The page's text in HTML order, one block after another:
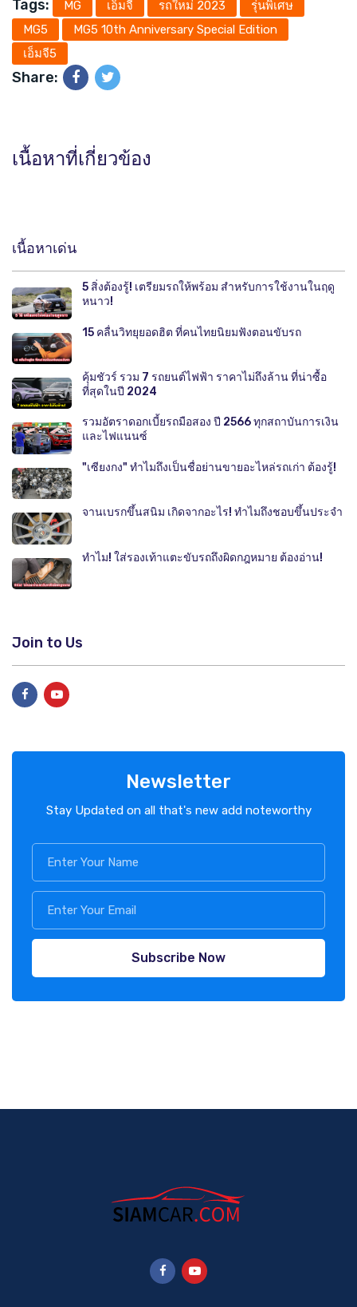
Tags: MG เอ็มจี รถใหม่ 2023
รุ่นพิเศษ
MG5
MG5 10th Anniversary Special Edition
เอ็มจี5
Share:
เนื้อหาที่เกี่ยวข้อง
เนื้อหาเด่น
5 สิ่งต้องรู้! เตรียมรถให้พร้อม สำหรับการใช้งานในฤดู
หนาว!
15 คลื่นวิทยุยอดฮิต ที่คนไทยนิยมฟังตอนขับรถ
คุ้มชัวร์ รวม 7 รถยนต์ไฟฟ้า ราคาไม่ถึงล้าน ที่น่าซื้อ
ที่สุดในปี 2024
รวมอัตราดอกเบี้ยรถมือสอง ปี 2566 ทุกสถาบันการเงิน
และไฟแนนซ์
"เซียงกง" ทำไมถึงเป็นชื่อย่านขายอะไหล่รถเก่า ต้องรู้!
จานเบรกขึ้นสนิม เกิดจากอะไร! ทำไมถึงชอบขึ้นประจำ
ทำไม! ใส่รองเท้าแตะขับรถถึงผิดกฎหมาย ต้องอ่าน!
Join to Us
Newsletter
Stay Updated on all that's new add noteworthy
Subscribe Now